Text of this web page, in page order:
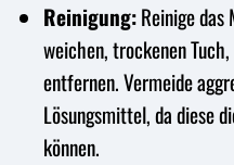
Reinigung:Reinige das
weichen, trockenen
entfernen. Vermeide
Lösungsmittel, da diese
können.